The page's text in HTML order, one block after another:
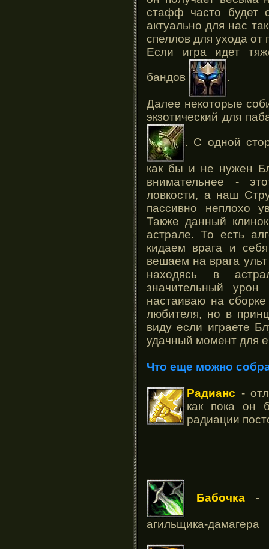
стафф часто будет
актуально для нас
спеллов для ухода от
Если игра идет
бандов .
Далее некоторые
экзотический для
. С одной
как бы и не нужен
внимательнее -
ловкости, а наш
пассивно неплохо
Также данный
астрале. То есть
кидаем врага и
вешаем на врага
находясь в
значительный
настаиваю на
любителя, но в
виду если играете
удачный момент для
Что еще можно
Радианс -
как пока он
радиации
Бабочка-
агильщика-дамагера